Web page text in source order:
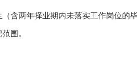
含两年择业期内未落实工作岗位的
围。